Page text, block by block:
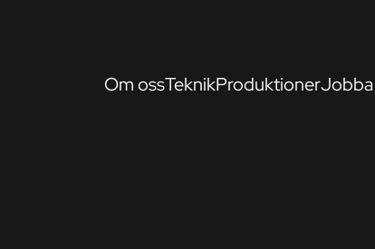
Om ossTeknikProduktionerJobba